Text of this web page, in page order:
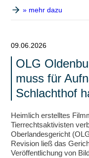
» mehr dazu
09.06.2026
OLG
muss für
Schlachthof
Heimlich erstelltes
Tierrechtsaktivisten
Oberlandesgericht
Revision ließ das
Veröffentlichung von